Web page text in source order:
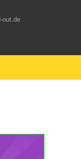
out.de